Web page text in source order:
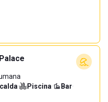
· Piscina· Bar·